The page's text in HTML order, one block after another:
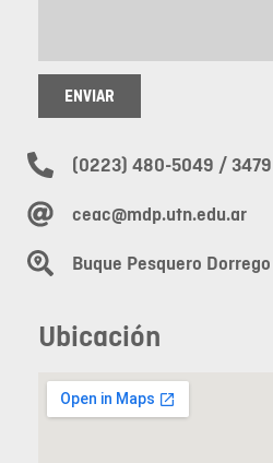
ENVIAR
(0223) 480-5049 /
ceac@mdp.utn.edu.ar
Buque Pesquero
Ubicación